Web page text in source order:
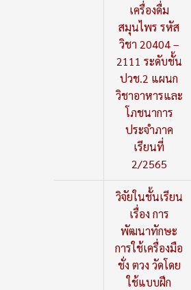
เครื่องดื่ม
สมุนไพร รหัส
วิชา 20404 –
2111 ระดับชั้น
ปวช.2 แผนก
วิชาอาหารและ
โภชนาการ
ประจำภาค
เรียนที่
2/2565
วิจัยในชั้นเรียน
เรื่อง การ
พัฒนาทักษะ
การใช้เครื่องมือ
ชั่ง ตวง วัดโดย
ใช้แบบฝึก